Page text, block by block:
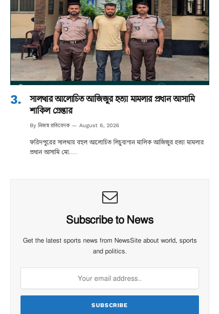
সালথার আলোচিত আজিজুর হত্যা মামলার প্রধান আসামি
শাকিল গ্রেপ্তার
By নিজস্ব প্রতিবেদক August 6, 2026
ফরিদপুরের সালথায় বহুল আলোচিত লিচুবাগান মালিক আজিজুর হত্যা মামলার
প্রধান আসামি মো.…
Subscribe to News
Get the latest sports news from NewsSite about world, sports
and politics.